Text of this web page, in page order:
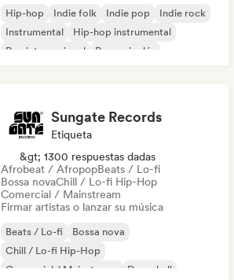
Hip-hop Indie folk Indie pop
Indie rock
Instrumental
Hip-hop instrumental
Rap internacional
Rap en inglés
Sungate Records
Etiqueta
&gt; 1300 respuestas dadas
Afrobeat / AfropopBeats / Lo-fi
Bossa novaChill / Lo-fi Hip-Hop
Comercial / Mainstream
Firmar artistas o lanzar su música
Beats / Lo-fi
Bossa nova
Chill / Lo-fi Hip-Hop
Comercial / Mainstream
Dancehall